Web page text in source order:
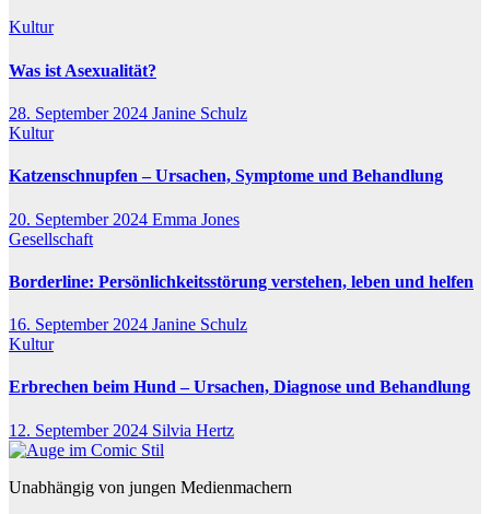
Kultur
Was ist Asexualität?
28. September 2024 Janine Schulz
Kultur
Katzenschnupfen – Ursachen, Symptome und Behandlung
20. September 2024 Emma Jones
Gesellschaft
Borderline: Persönlichkeitsstörung verstehen, leben und helfen
16. September 2024 Janine Schulz
Kultur
Erbrechen beim Hund – Ursachen, Diagnose und Behandlung
12. September 2024 Silvia Hertz
Unabhängig von jungen Medienmachern